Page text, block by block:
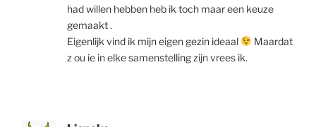
had willen hebben heb ik toch maar een keuze
gemaakt .
Eigenlijk vind ik mijn eigen gezin ideaal
Maardat
z ou ie in elke samenstelling zijn vrees ik.